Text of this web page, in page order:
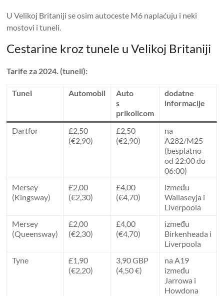
U Velikoj Britaniji se osim autoceste M6 naplaćuju i neki
mostovi i tuneli.
Cestarine kroz tunele u Velikoj Britaniji
Tarife za 2024. (tuneli):
Tunel Automobil
Auto
s
prikolicom
dodatne
informacije
Dartfor
£2,50
(€2,90)
£2,50
(€2,90)
na
A282/M25
(besplatno
od 22:00 do
06:00)
Mersey
(Kingsway)
£2,00
(€2,30)
£4,00
(€4,70)
između
Wallaseyja i
Liverpoola
Mersey
(Queensway)
£2,00
(€2,30)
£4,00
(€4,70)
između
Birkenheada i
Liverpoola
Tyne
£1,90
(€2,20)
3,90 GBP
(4,50 €)
na A19
između
Jarrowa i
Howdona